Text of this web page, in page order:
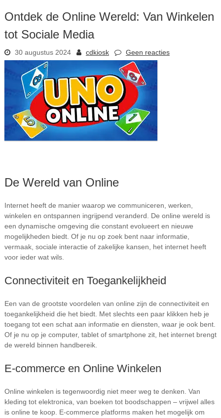
Ontdek de Online Wereld: Van Winkelen
tot Sociale Media
30 augustus 2024 cdkiosk Geen reacties
De Wereld van Online
Internet heeft de manier waarop we communiceren, werken,
winkelen en ontspannen ingrijpend veranderd. De online wereld is
een dynamische omgeving die constant evolueert en nieuwe
mogelijkheden biedt. Of je nu op zoek bent naar informatie,
vermaak, sociale interactie of zakelijke kansen, het internet heeft
voor ieder wat wils.
Connectiviteit en Toegankelijkheid
Een van de grootste voordelen van online zijn de connectiviteit en
toegankelijkheid die het biedt. Met slechts een paar klikken heb je
toegang tot een schat aan informatie en diensten, waar je ook bent.
Of je nu op je computer, tablet of smartphone zit, het internet brengt
de wereld binnen handbereik.
E-commerce en Online Winkelen
Online winkelen is tegenwoordig niet meer weg te denken. Van
kleding tot elektronica, van boeken tot boodschappen – vrijwel alles
is online te koop. E-commerce platforms maken het mogelijk om